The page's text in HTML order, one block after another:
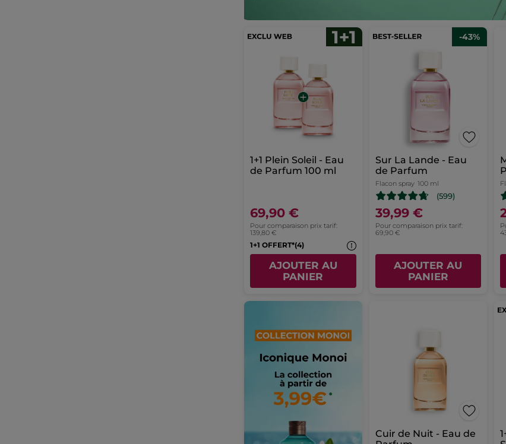
1+1 Plein Soleil - Eau
de Parfum 100 ml
69,90 €
Pour comparaison prix tarif:
139,80 €
1+1 OFFERT*(4)
AJOUTER AU
PANIER
-43%
Sur La Lande - Eau
de Parfum
Flacon spray 100 ml
(599)
39,99 €
Pour comparaison prix tarif:
69,90 €
AJOUTER AU
PANIER
Cuir de Nuit - Eau de